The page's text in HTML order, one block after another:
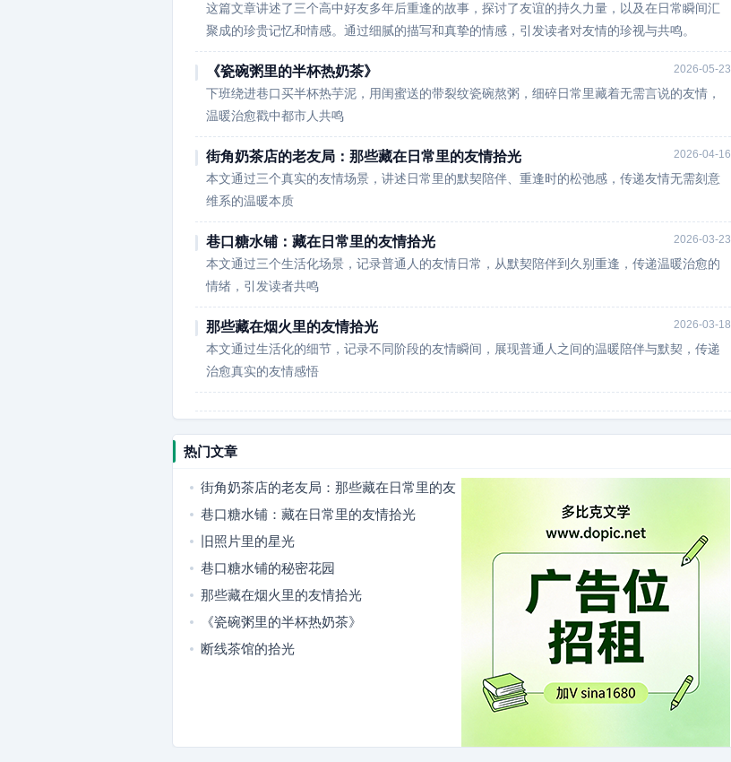
这篇文章讲述了三个高中好友多年后重逢的故事，探讨了友谊的持久力量，以及在日常瞬间汇
聚成的珍贵记忆和情感。通过细腻的描写和真挚的情感，引发读者对友情的珍视与共鸣。
《瓷碗粥里的半杯热奶茶》 2026-05-23
下班绕进巷口买半杯热芋泥，用闺蜜送的带裂纹瓷碗熬粥，细碎日常里藏着无需言说的友情，
温暖治愈戳中都市人共鸣
街角奶茶店的老友局：那些藏在日常里的友情拾光 2026-04-16
本文通过三个真实的友情场景，讲述日常里的默契陪伴、重逢时的松弛感，传递友情无需刻意
维系的温暖本质
巷口糖水铺：藏在日常里的友情拾光 2026-03-23
本文通过三个生活化场景，记录普通人的友情日常，从默契陪伴到久别重逢，传递温暖治愈的
情绪，引发读者共鸣
那些藏在烟火里的友情拾光 2026-03-18
本文通过生活化的细节，记录不同阶段的友情瞬间，展现普通人之间的温暖陪伴与默契，传递
治愈真实的友情感悟
热门文章
街角奶茶店的老友局：那些藏在日常里的友
情拾光
巷口糖水铺：藏在日常里的友情拾光
旧照片里的星光
巷口糖水铺的秘密花园
那些藏在烟火里的友情拾光
《瓷碗粥里的半杯热奶茶》
断线茶馆的拾光